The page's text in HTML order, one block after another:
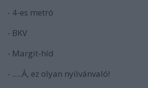
- 4-es metró
- BKV
- Margit-híd
- .....Á, ez olyan nyilvánvaló!